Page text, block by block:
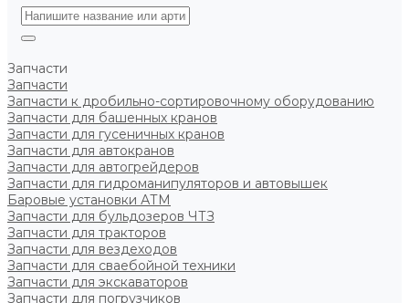
Запчасти
Запчасти
Запчасти к дробильно-сортировочному оборудованию
Запчасти для башенных кранов
Запчасти для гусеничных кранов
Запчасти для автокранов
Запчасти для автогрейдеров
Запчасти для гидроманипуляторов и автовышек
Баровые установки АТМ
Запчасти для бульдозеров ЧТЗ
Запчасти для тракторов
Запчасти для вездеходов
Запчасти для сваебойной техники
Запчасти для экскаваторов
Запчасти для погрузчиков